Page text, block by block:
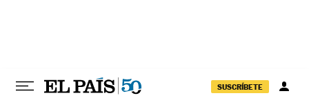
SUSCRÍBETE